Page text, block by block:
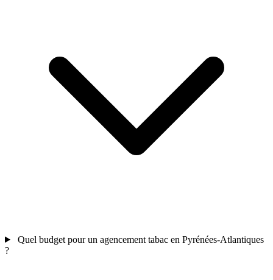
Quel budget pour un agencement tabac en Pyrénées-Atlantiques
?